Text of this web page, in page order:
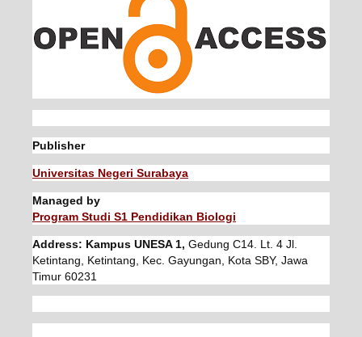
Publisher
Universitas Negeri Surabaya
Managed by
Program Studi S1 Pendidikan Biologi
Address: Kampus UNESA 1, Gedung C14. Lt. 4 Jl.
Ketintang, Ketintang, Kec. Gayungan, Kota SBY, Jawa
Timur 60231